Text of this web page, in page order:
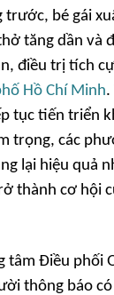
trước, bé gái
tăng dần và
điều trị tích
Hồ Chí Minh.
tục tiến triển
trọng, các
lại hiệu quả
thành cơ hội
tâm Điều phối
thông báo